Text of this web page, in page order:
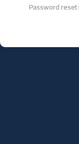
Password